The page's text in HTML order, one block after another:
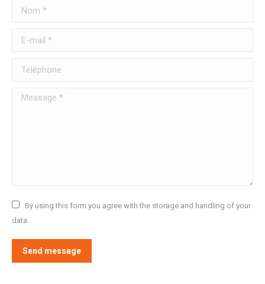
Nom *
E-mail *
Téléphone
Message *
By using this form you agree with the storage and handling of your
data.
Send message